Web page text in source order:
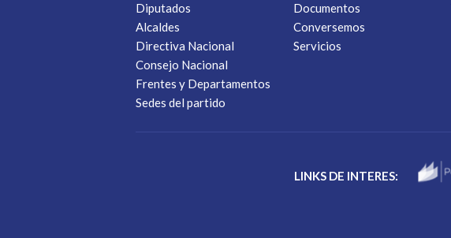
Diputados
Alcaldes
Directiva Nacional
Consejo Nacional
Frentes y Departamentos
Sedes del partido
Documentos
Conversemos
Servicios
LINKS DE INTERES: